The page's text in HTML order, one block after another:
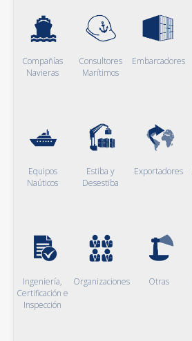
Compañías
Navieras
Consultores
Marítimos
Embarcadores
Equipos
Naúticos
Estiba y
Desestiba
Exportadores
Ingeniería,
Certificación e
Inspección
Organizaciones Otras